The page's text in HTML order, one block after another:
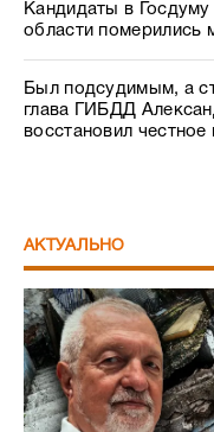
Кандидаты в
области померились
Был подсудимым, а
глава ГИБДД
восстановил
АКТУАЛЬНО